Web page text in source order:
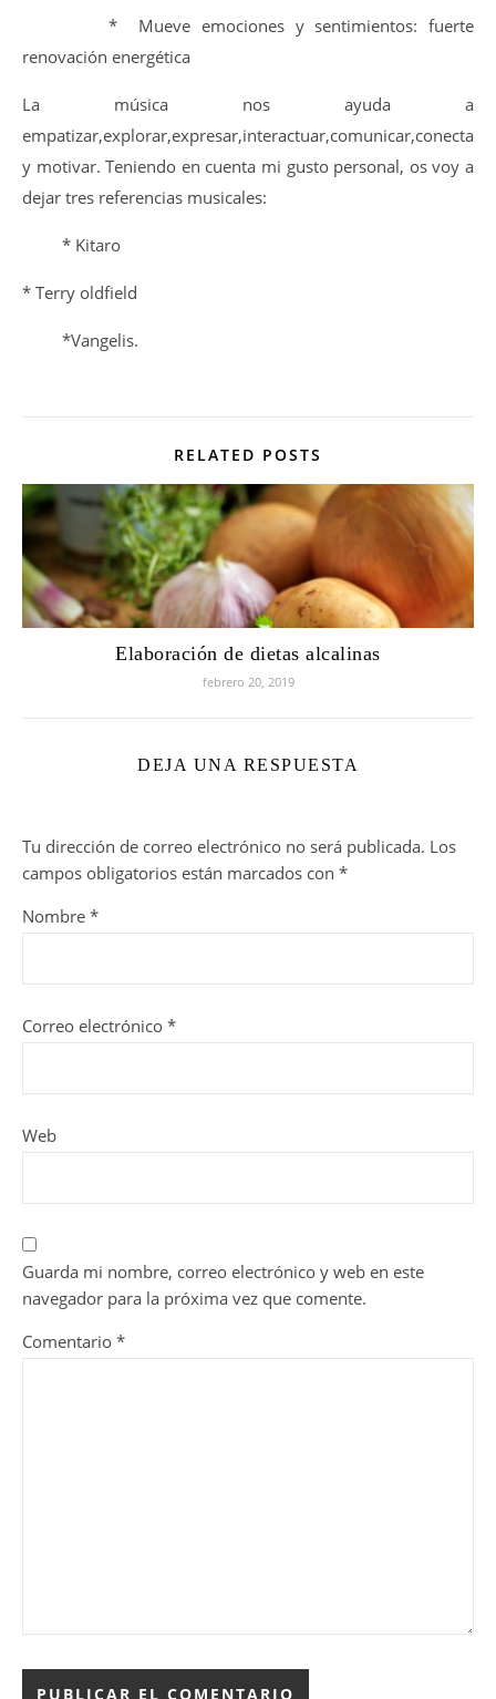
* Mueve emociones y sentimientos: fuerte
renovación energética
La música nos ayuda a
empatizar,explorar,expresar,interactuar,comunicar,conectar
y motivar. Teniendo en cuenta mi gusto personal, os voy a
dejar tres referencias musicales:
* Kitaro
* Terry oldfield
*Vangelis.
RELATED POSTS
Elaboración de dietas alcalinas
febrero 20, 2019
DEJA UNA RESPUESTA
Tu dirección de correo electrónico no será publicada. Los
campos obligatorios están marcados con *
Nombre *
Correo electrónico *
Web
Guarda mi nombre, correo electrónico y web en este
navegador para la próxima vez que comente.
Comentario *